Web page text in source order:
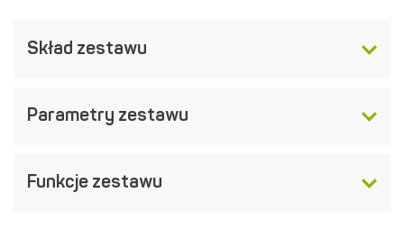
Skład zestawu
Parametry zestawu
Funkcje zestawu